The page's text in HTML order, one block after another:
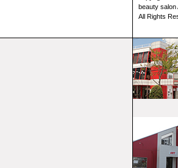
beauty salon
All Rights